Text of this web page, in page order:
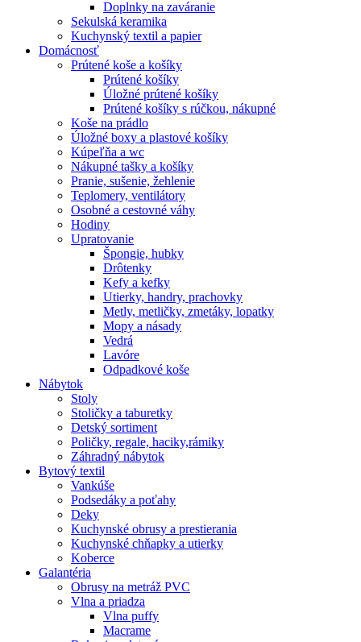
Doplnky na zaváranie
Sekulská keramika
Kuchynský textil a papier
Domácnosť
Prútené koše a košíky
Prútené košíky
Úložné prútené košíky
Prútené košíky s rúčkou, nákupné
Koše na prádlo
Úložné boxy a plastové košíky
Kúpeľňa a wc
Nákupné tašky a košíky
Pranie, sušenie, žehlenie
Teplomery, ventilátory
Osobné a cestovné váhy
Hodiny
Upratovanie
Špongie, hubky
Drôtenky
Kefy a kefky
Utierky, handry, prachovky
Metly, metličky, zmetáky, lopatky
Mopy a násady
Vedrá
Lavóre
Odpadkové koše
Nábytok
Stoly
Stoličky a taburetky
Detský sortiment
Poličky, regale, haciky,rámiky
Záhradný nábytok
Bytový textil
Vankúše
Podsedáky a poťahy
Deky
Kuchynské obrusy a prestierania
Kuchynské chňapky a utierky
Koberce
Galantéria
Obrusy na metráž PVC
Vlna a priadza
Vlna puffy
Macrame